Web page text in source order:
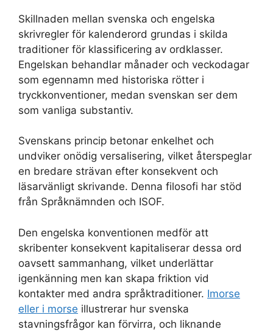
Skillnaden mellan svenska och engelska
skrivregler för kalenderord grundas i skilda
traditioner för klassificering av ordklasser.
Engelskan behandlar månader och veckodagar
som egennamn med historiska rötter i
tryckkonventioner, medan svenskan ser dem
som vanliga substantiv.
Svenskans princip betonar enkelhet och
undviker onödig versalisering, vilket återspeglar
en bredare strävan efter konsekvent och
läsarvänligt skrivande. Denna filosofi har stöd
från Språknämnden och ISOF.
Den engelska konventionen medför att
skribenter konsekvent kapitaliserar dessa ord
oavsett sammanhang, vilket underlättar
igenkänning men kan skapa friktion vid
kontakter med andra språktraditioner. Imorse
eller i morse illustrerar hur svenska
stavningsfrågor kan förvirra, och liknande